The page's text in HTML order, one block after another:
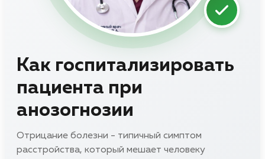
Как госпитализировать
пациента при
анозогнозии
Отрицание болезни - типичный симптом
расстройства, который мешает человеку